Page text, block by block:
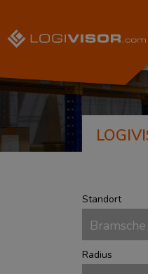
Standort
Radius